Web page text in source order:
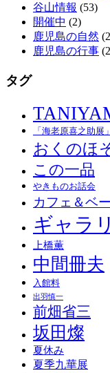
谷山情報 (53)
開催中 (2)
鹿児島の自然
鹿児島の行事
タグ
「海老原喜之助展」
おくのほ
この一品
やきものお話会
カフェ＆ベ
ギャラ
上橋薫
中間冊夫
入館料
出羽慎一
前畑省三
坂田燦
夏休み
夏季九華展